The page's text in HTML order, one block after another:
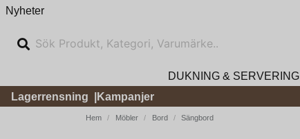
Nyheter
DUKNING & SERVERING
Lagerrensning
Kampanjer
Hem Möbler Bord Sängbord